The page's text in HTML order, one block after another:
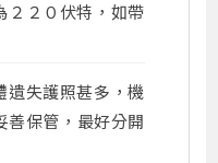
２２０伏特，如帶
遺失護照甚多，機
善保管，最好分開